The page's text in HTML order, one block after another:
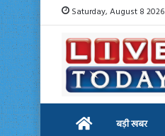
Saturday, August 8 2026
Home बड़ी खबर